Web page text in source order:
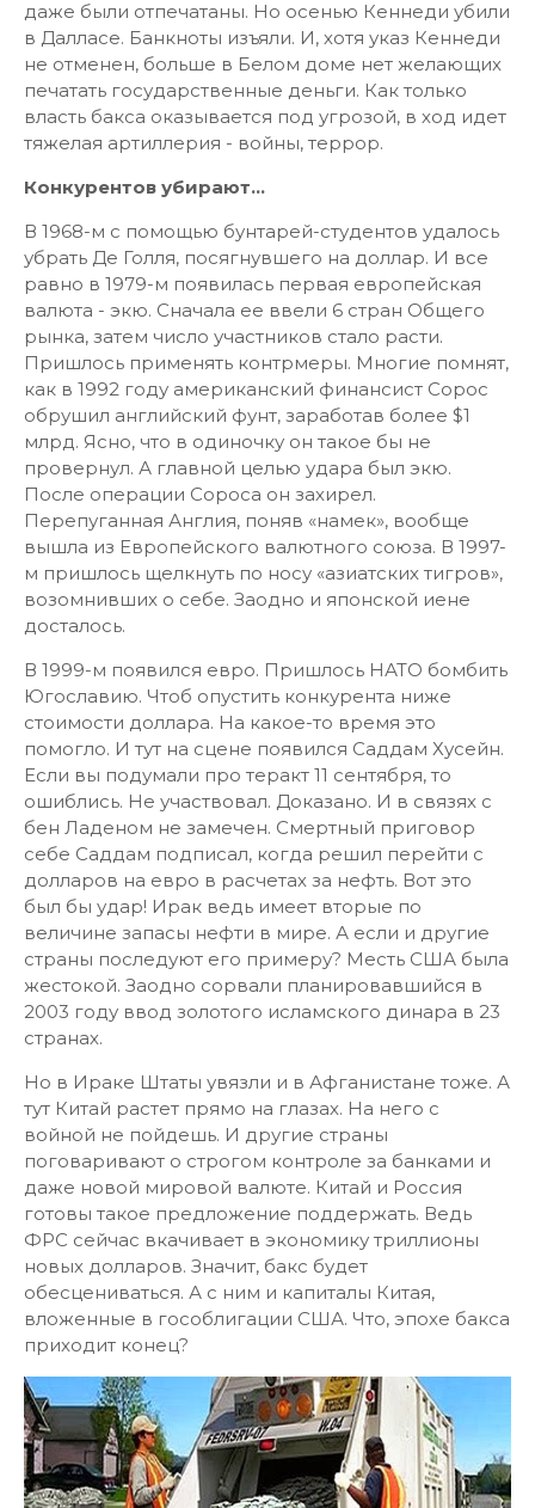
даже были отпечатаны. Но осенью Кеннеди убили
в Далласе. Банкноты изъяли. И, хотя указ Кеннеди
не отменен, больше в Белом доме нет желающих
печатать государственные деньги. Как только
власть бакса оказывается под угрозой, в ход идет
тяжелая артиллерия - войны, террор.
Конкурентов убирают...
В 1968-м с помощью бунтарей-студентов удалось
убрать Де Голля, посягнувшего на доллар. И все
равно в 1979-м появилась первая европейская
валюта - экю. Сначала ее ввели 6 стран Общего
рынка, затем число участников стало расти.
Пришлось применять контрмеры. Многие помнят,
как в 1992 году американский финансист Сорос
обрушил английский фунт, заработав более $1
млрд. Ясно, что в одиночку он такое бы не
провернул. А главной целью удара был экю.
После операции Сороса он захирел.
Перепуганная Англия, поняв «намек», вообще
вышла из Европейского валютного союза. В 1997-
м пришлось щелкнуть по носу «азиатских тигров»,
возомнивших о себе. Заодно и японской иене
досталось.
В 1999-м появился евро. Пришлось НАТО бомбить
Югославию. Чтоб опустить конкурента ниже
стоимости доллара. На какое-то время это
помогло. И тут на сцене появился Саддам Хусейн.
Если вы подумали про теракт 11 сентября, то
ошиблись. Не участвовал. Доказано. И в связях с
бен Ладеном не замечен. Смертный приговор
себе Саддам подписал, когда решил перейти с
долларов на евро в расчетах за нефть. Вот это
был бы удар! Ирак ведь имеет вторые по
величине запасы нефти в мире. А если и другие
страны последуют его примеру? Месть США была
жестокой. Заодно сорвали планировавшийся в
2003 году ввод золотого исламского динара в 23
странах.
Но в Ираке Штаты увязли и в Афганистане тоже. А
тут Китай растет прямо на глазах. На него с
войной не пойдешь. И другие страны
поговаривают о строгом контроле за банками и
даже новой мировой валюте. Китай и Россия
готовы такое предложение поддержать. Ведь
ФРС сейчас вкачивает в экономику триллионы
новых долларов. Значит, бакс будет
обесцениваться. А с ним и капиталы Китая,
вложенные в гособлигации США. Что, эпохе бакса
приходит конец?